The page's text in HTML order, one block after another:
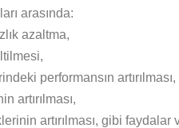
arasında:
azaltma,
performansın artırılması,
artırılması,
artırılması, gibi faydalar